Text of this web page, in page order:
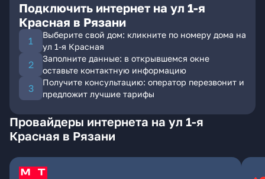
Подключить интернет на ул 1-я
Красная в Рязани
Выберите свой дом: кликните по номеру дома на
ул 1-я Красная
Заполните данные: в открывшемся окне
оставьте контактную информацию
Получите консультацию: оператор перезвонит и
предложит лучшие тарифы
Провайдеры интернета на ул 1-я
Красная в Рязани